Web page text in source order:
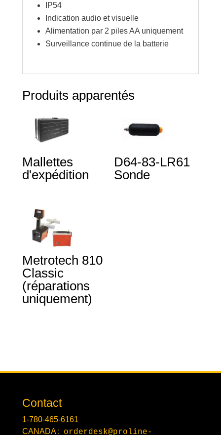
IP54
Indication audio et visuelle
Alimentation par 2 piles AA uniquement
Surveillance continue de la batterie
Produits apparentés
Mallettes
d'expédition
D64-83-LR61
Sonde
Metrotech 810
Classic
(réparations
uniquement)
Contact
1-780-465-6161
CANADA : orderdesk@proline-